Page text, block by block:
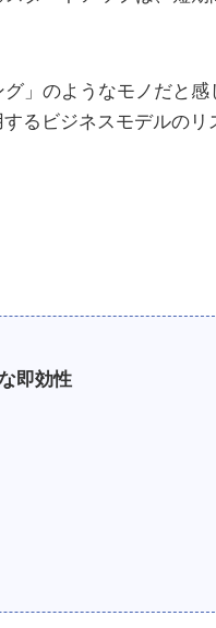
」のようなモノだと感
るビジネスモデルのリ
即効性